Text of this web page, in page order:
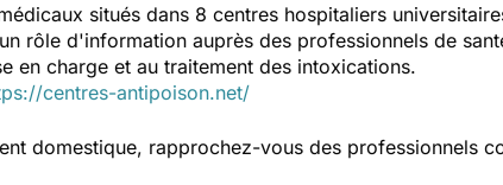
situés dans 8 centres hospitaliers
rôle d'information auprès des professionnels de
en charge et au traitement des intoxications.
centres-antipoison.net/
domestique, rapprochez-vous des professionnels